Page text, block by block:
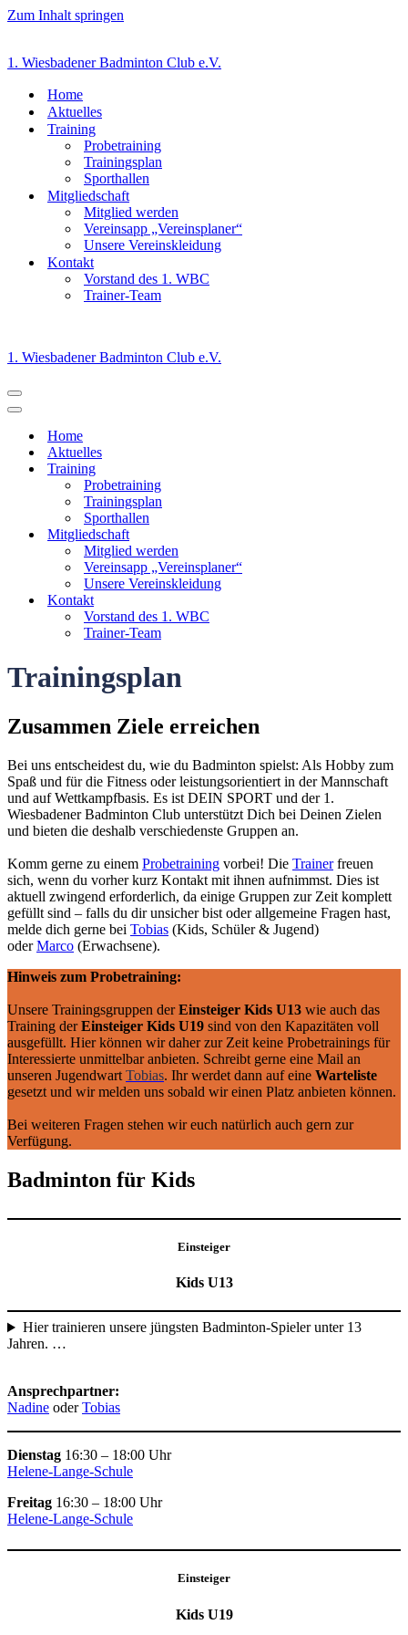
Zum Inhalt springen
1. Wiesbadener Badminton Club e.V.
Home
Aktuelles
Training
Probetraining
Trainingsplan
Sporthallen
Mitgliedschaft
Mitglied werden
Vereinsapp „Vereinsplaner“
Unsere Vereinskleidung
Kontakt
Vorstand des 1. WBC
Trainer-Team
1. Wiesbadener Badminton Club e.V.
Navigationsmenü
Navigationsmenü
Home
Aktuelles
Training
Probetraining
Trainingsplan
Sporthallen
Mitgliedschaft
Mitglied werden
Vereinsapp „Vereinsplaner“
Unsere Vereinskleidung
Kontakt
Vorstand des 1. WBC
Trainer-Team
Trainingsplan
Zusammen Ziele erreichen
Bei uns entscheidest du, wie du Badminton spielst: Als Hobby zum
Spaß und für die Fitness oder leistungsorientiert in der Mannschaft
und auf Wettkampfbasis. Es ist DEIN SPORT und der 1.
Wiesbadener Badminton Club unterstützt Dich bei Deinen Zielen
und bieten die deshalb verschiedenste Gruppen an.
Komm gerne zu einem Probetraining vorbei! Die Trainerfreuen
sich, wenn du vorher kurz Kontakt mit ihnen aufnimmst. Dies ist
aktuell zwingend erforderlich, da einige Gruppen zur Zeit komplett
gefüllt sind – falls du dir unsicher bist oder allgemeine Fragen hast,
melde dich gerne bei Tobias (Kids, Schüler & Jugend)
oderMarco (Erwachsene).
Hinweis zum Probetraining:
Unsere Trainingsgruppen derEinsteiger Kids U13 wie auch das
Training derEinsteiger Kids U19 sind von den Kapazitäten voll
ausgefüllt. Hier können wir daher zur Zeit keine Probetrainings für
Interessierte unmittelbar anbieten. Schreibt gerne eine Mail an
unseren Jugendwart Tobias. Ihr werdet dann auf eine Warteliste
gesetzt und wir melden uns sobald wir einen Platz anbieten können.
Bei weiteren Fragen stehen wir euch natürlich auch gern zur
Verfügung.
Badminton für Kids
Einsteiger
Kids U13
Hier trainieren unsere jüngsten Badminton-Spieler unter 13
Jahren. …
Ansprechpartner:
Nadine oderTobias
Dienstag 16:30 – 18:00 Uhr
Helene-Lange-Schule
Freitag 16:30 – 18:00 Uhr
Helene-Lange-Schule
Einsteiger
Kids U19